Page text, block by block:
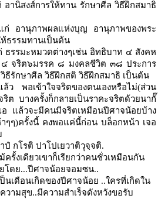
อานิสงส์การให้ทาน รักษาศีล วิธีฝึกสมาธิ
ก่ อานุภาพผลแห่งบุญ อานุภาพของพระ
ธรรมทานเป็นต้น
ธรรมะหมวดต่างๆเช่น อิทธิบาท ๔ สังคห
จริต๖มรรค ๘ มงคลชีวิต ๓๘ ประการ
ธีรักษาศีล วิธีฝึกสติ วิธีฝึกสมาธิ เป็นต้น
ว พอเข้าใจจริตของตนเองหรือไม่(ส่วน
ต บางครั้งก็กลายเป็นราคะจริตด้วยนากั๊
แล้วจะมีคนมีจริตเหมือนปีศาจน้อยบ้าง
ๆๆ)ครั้งนี้ คงพอแค่นี้ก่อน บล็อกหน้า เจอ
ปํ กโรติ ปาโปเยวาติวุจฺจติ.
รั้งเดียวเขาก็เรียกว่าคนชั่วเหมือนกัน
โดย...ปีศาจน้อยจอมซน..
นเดือนเกิดของปีศาจน้อย ..ใครที่เกิดใน
วามสุข..มีความสำเร็จดังหวังขอรับ